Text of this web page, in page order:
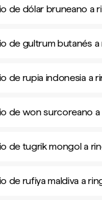
de dólar bruneano a
de gultrum butanés a
de rupia indonesia a
de won surcoreano a
de tugrik mongol a
de rufiya maldiva a